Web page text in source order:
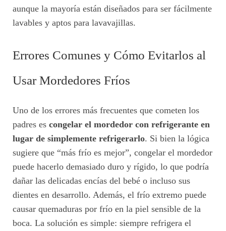
aunque la mayoría están diseñados para ser fácilmente
lavables y aptos para lavavajillas.
Errores Comunes y Cómo Evitarlos al
Usar Mordedores Fríos
Uno de los errores más frecuentes que cometen los
padres es congelar el mordedor con refrigerante en
lugar de simplemente refrigerarlo. Si bien la lógica
sugiere que “más frío es mejor”, congelar el mordedor
puede hacerlo demasiado duro y rígido, lo que podría
dañar las delicadas encías del bebé o incluso sus
dientes en desarrollo. Además, el frío extremo puede
causar quemaduras por frío en la piel sensible de la
boca. La solución es simple: siempre refrigera el